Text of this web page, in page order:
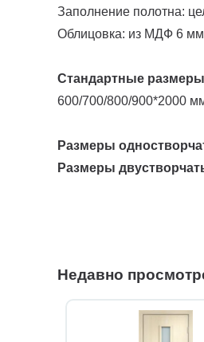
Заполнение полотна:
Облицовка: из МДФ 6 мм
Стандартные
600/700/800/900*2000
Размеры
Размеры
Недавно